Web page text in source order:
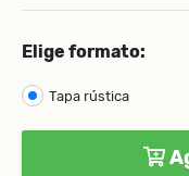
Elige formato:
Tapa rústica